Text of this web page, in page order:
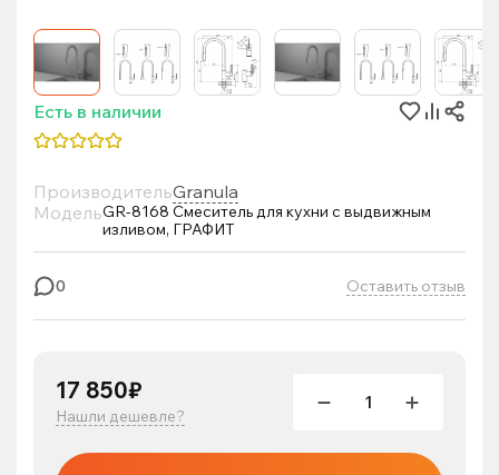
Есть в наличии
ПроизводительGranula
МодельGR-8168 Смеситель для кухни с выдвижным
изливом, ГРАФИТ
0 Оставить отзыв
17 850₽
Нашли дешевле?